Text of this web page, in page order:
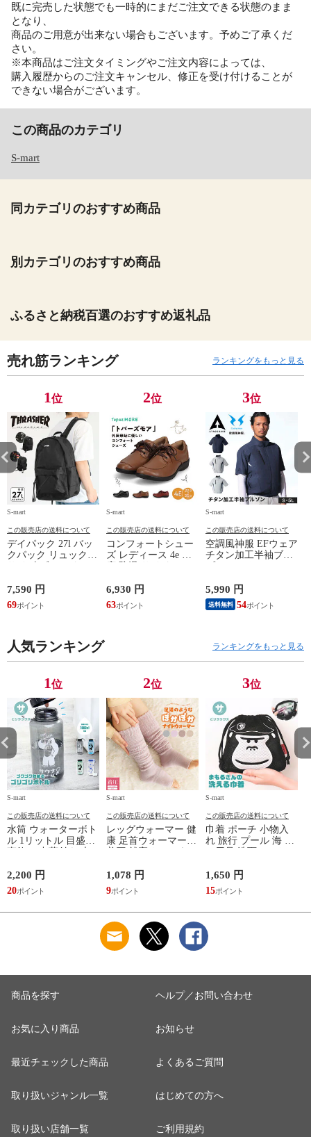
既に完売した状態でも一時的にまだご注文できる状態のまま
となり、
商品のご用意が出来ない場合もございます。予めご了承くだ
さい。
※本商品はご注文タイミングやご注文内容によっては、
購入履歴からのご注文キャンセル、修正を受け付けることが
できない場合がございます。
この商品のカテゴリ
S-mart
同カテゴリのおすすめ商品
別カテゴリのおすすめ商品
ふるさと納税百選のおすすめ返礼品
売れ筋ランキング ランキングをもっと見る
1位
S-mart
この販売店の送料について
デイパック 27l バッ
クパック リュック
鞄 機内持ち込み 夏
スラッシャー
THRASHER r1929
7,590 円
69
2位
S-mart
この販売店の送料について
コンフォートシュー
ズ レディース 4e 幅
シューズ 黒 トパー
ズ モア 靴 カジュア
ルシューズ 外反母趾
TOPAZ 1410
6,930 円
63
3位
S-mart
この販売店の送料について
空調風神服 EFウェア
チタン加工半袖ブル
ジャケット 遮熱 作
業服 作業着 上着 ア
タックベース KF100
5,990 円
送料無料 54
人気ランキング ランキングをもっと見る
1位
S-mart
この販売店の送料について
水筒 ウォーターボト
ル 1リットル 目盛り
マイボトル 動物 ア
ニマル ゴリラ ごリ
ラックス ゴリゴリボ
2,200 円
20
2位
S-mart
この販売店の送料について
レッグウォーマー 健
康 足首ウォーマー
ふんわり 足湯のよう
なぽかぽかナイトウ
ォーマー inf-26
1,078 円
9
3位
S-mart
この販売店の送料について
巾着 ポーチ 小物入
れ 旅行 プール 海 バ
サウナ ごリラックス
まもるさんの洗える
巾着 ブラック 黒
1,650 円
15
商品を探す
お気に入り商品
最近チェックした商品
取り扱いジャンル一覧
取り扱い店舗一覧
ヘルプ／お問い合わせ
お知らせ
よくあるご質問
はじめての方へ
ご利用規約